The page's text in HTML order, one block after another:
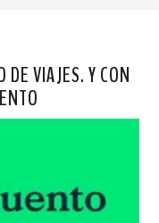
DE VIAJES. Y CON